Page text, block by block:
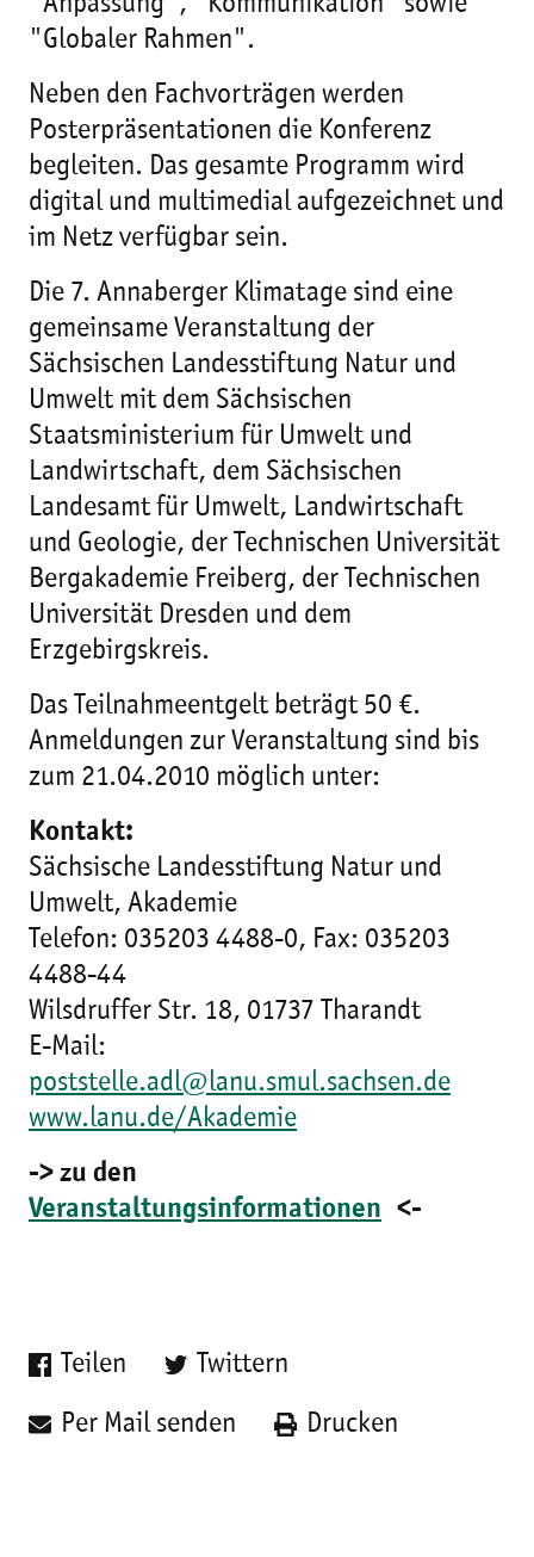
"Globaler Rahmen".
Neben den Fachvorträgen werden
Posterpräsentationen die Konferenz
begleiten. Das gesamte Programm wird
digital und multimedial aufgezeichnet und
im Netz verfügbar sein.
Die 7. Annaberger Klimatage sind eine
gemeinsame Veranstaltung der
Sächsischen Landesstiftung Natur und
Umwelt mit dem Sächsischen
Staatsministerium für Umwelt und
Landwirtschaft, dem Sächsischen
Landesamt für Umwelt, Landwirtschaft
und Geologie, der Technischen Universität
Bergakademie Freiberg, der Technischen
Universität Dresden und dem
Erzgebirgskreis.
Das Teilnahmeentgelt beträgt 50 €.
Anmeldungen zur Veranstaltung sind bis
zum 21.04.2010 möglich unter:
Kontakt:
Sächsische Landesstiftung Natur und
Umwelt, Akademie
Telefon: 035203 4488-0, Fax: 035203
4488-44
Wilsdruffer Str. 18, 01737 Tharandt
E-Mail:
poststelle.adl@lanu.smul.sachsen.de
www.lanu.de/Akademie
-> zu den
Veranstaltungsinformationen <-
Teilen Twittern
Per Mail senden Drucken